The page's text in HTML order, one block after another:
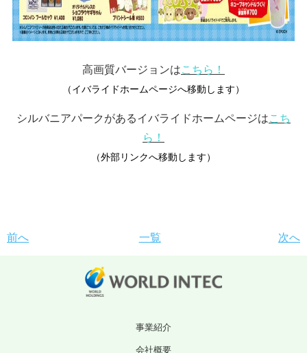
高画質バージョンはこちら！
（イバライドホームページへ移動します）
シルバニアパークがあるイバライドホームページはこち
ら！
（外部リンクへ移動します）
前へ 一覧 次へ
事業紹介
会社概要